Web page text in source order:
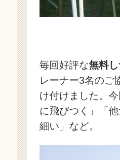
毎回好評な無料
レーナー3名のご
け付けました。
に飛びつく」「
細い」など。